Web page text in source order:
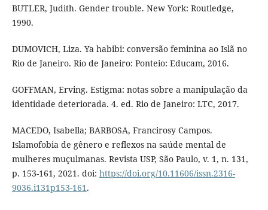
BUTLER, Judith. Gender trouble. New York: Routledge,
1990.
DUMOVICH, Liza. Ya habibi: conversão feminina ao Islã no
Rio de Janeiro. Rio de Janeiro: Ponteio: Educam, 2016.
GOFFMAN, Erving. Estigma: notas sobre a manipulação da
identidade deteriorada. 4. ed. Rio de Janeiro: LTC, 2017.
MACEDO, Isabella; BARBOSA, Francirosy Campos.
Islamofobia de gênero e reflexos na saúde mental de
mulheres muçulmanas. Revista USP, São Paulo, v. 1, n. 131,
p. 153-161, 2021. doi: https://doi.org/10.11606/issn.2316-
9036.i131p153-161.